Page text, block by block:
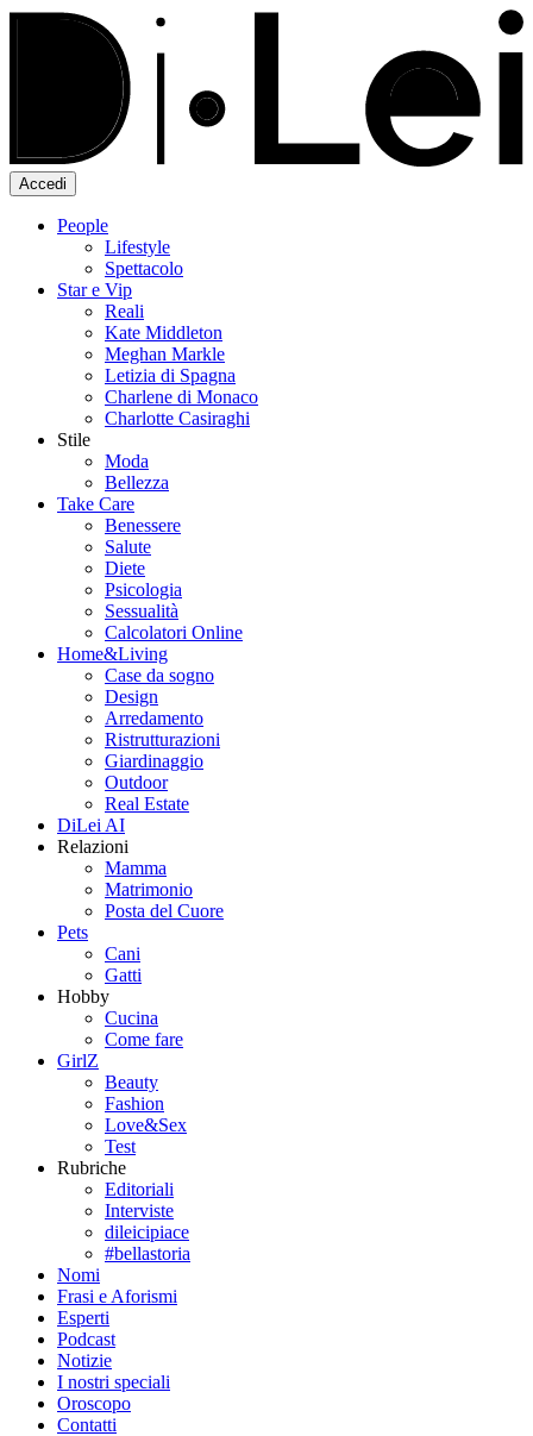
Accedi
People
Lifestyle
Spettacolo
Star e Vip
Reali
Kate Middleton
Meghan Markle
Letizia di Spagna
Charlene di Monaco
Charlotte Casiraghi
Stile
Moda
Bellezza
Take Care
Benessere
Salute
Diete
Psicologia
Sessualità
Calcolatori Online
Home&Living
Case da sogno
Design
Arredamento
Ristrutturazioni
Giardinaggio
Outdoor
Real Estate
DiLei AI
Relazioni
Mamma
Matrimonio
Posta del Cuore
Pets
Cani
Gatti
Hobby
Cucina
Come fare
GirlZ
Beauty
Fashion
Love&Sex
Test
Rubriche
Editoriali
Interviste
dileicipiace
#bellastoria
Nomi
Frasi e Aforismi
Esperti
Podcast
Notizie
I nostri speciali
Oroscopo
Contatti